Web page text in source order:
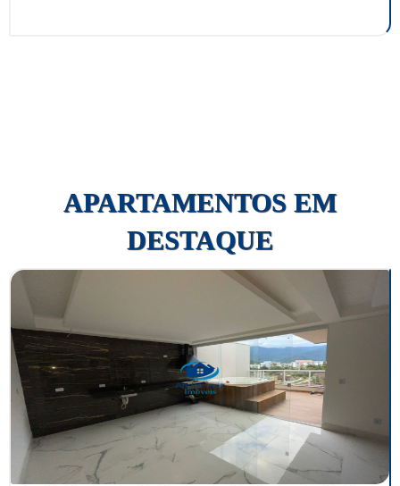
APARTAMENTOS EM
DESTAQUE